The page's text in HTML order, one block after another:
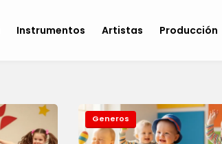
Instrumentos Artistas Producción
Generos